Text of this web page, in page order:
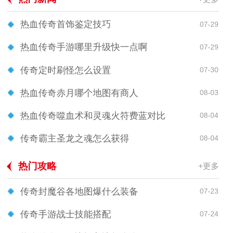
热血传奇首饰鉴定技巧 07-29
热血传奇手游哪里升级快一点啊 07-29
传奇定时刷怪怎么设置 07-30
热血传奇赤月哪个地图有商人 08-03
热血传奇噬血术和灵魂火符费蓝对比 08-04
传奇霸主圣龙之魂怎么获得 08-04
热门攻略 +更多
传奇封魔谷各地图爆什么装备 07-23
传奇手游战士技能搭配 07-24